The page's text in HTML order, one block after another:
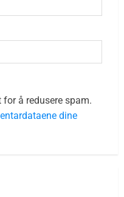
å redusere spam.
dine